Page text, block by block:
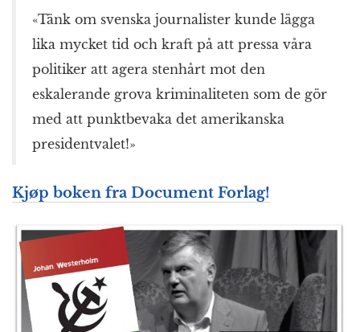
«Tänk om svenska journalister kunde lägga
lika mycket tid och kraft på att pressa våra
politiker att agera stenhårt mot den
eskalerande grova kriminaliteten som de gör
med att punktbevaka det amerikanska
presidentvalet!»
Kjøp boken fra Document Forlag!